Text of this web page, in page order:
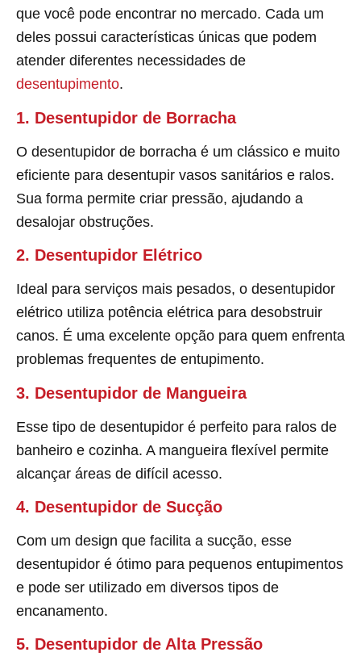
que você pode encontrar no mercado. Cada um
deles possui características únicas que podem
atender diferentes necessidades de
desentupimento.
1. Desentupidor de Borracha
O desentupidor de borracha é um clássico e muito
eficiente para desentupir vasos sanitários e ralos.
Sua forma permite criar pressão, ajudando a
desalojar obstruções.
2. Desentupidor Elétrico
Ideal para serviços mais pesados, o desentupidor
elétrico utiliza potência elétrica para desobstruir
canos. É uma excelente opção para quem enfrenta
problemas frequentes de entupimento.
3. Desentupidor de Mangueira
Esse tipo de desentupidor é perfeito para ralos de
banheiro e cozinha. A mangueira flexível permite
alcançar áreas de difícil acesso.
4. Desentupidor de Sucção
Com um design que facilita a sucção, esse
desentupidor é ótimo para pequenos entupimentos
e pode ser utilizado em diversos tipos de
encanamento.
5. Desentupidor de Alta Pressão